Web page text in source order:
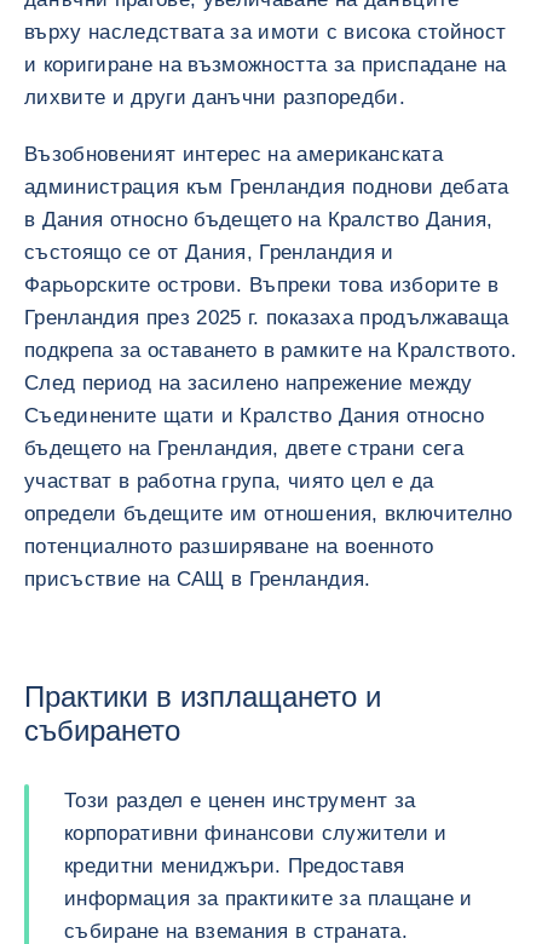
върху наследствата за имоти с висока стойност
и коригиране на възможността за приспадане на
лихвите и други данъчни разпоредби.
Възобновеният интерес на американската
администрация към Гренландия поднови дебата
в Дания относно бъдещето на Кралство Дания,
състоящо се от Дания, Гренландия и
Фарьорските острови. Въпреки това изборите в
Гренландия през 2025 г. показаха продължаваща
подкрепа за оставането в рамките на Кралството.
След период на засилено напрежение между
Съединените щати и Кралство Дания относно
бъдещето на Гренландия, двете страни сега
участват в работна група, чиято цел е да
определи бъдещите им отношения, включително
потенциалното разширяване на военното
присъствие на САЩ в Гренландия.
Практики в изплащането и
събирането
Този раздел е ценен инструмент за
корпоративни финансови служители и
кредитни мениджъри. Предоставя
информация за практиките за плащане и
събиране на вземания в страната.